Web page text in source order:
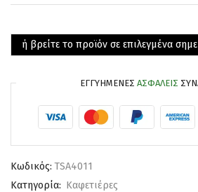
ή βρείτε το προϊόν σε επιλεγμένα
ΕΓΓΥΗΜΈΝΕΣ ΑΣΦΑΛΕΊΣ
Κωδικός: TSA4011
Κατηγορία: Καφετιέρες